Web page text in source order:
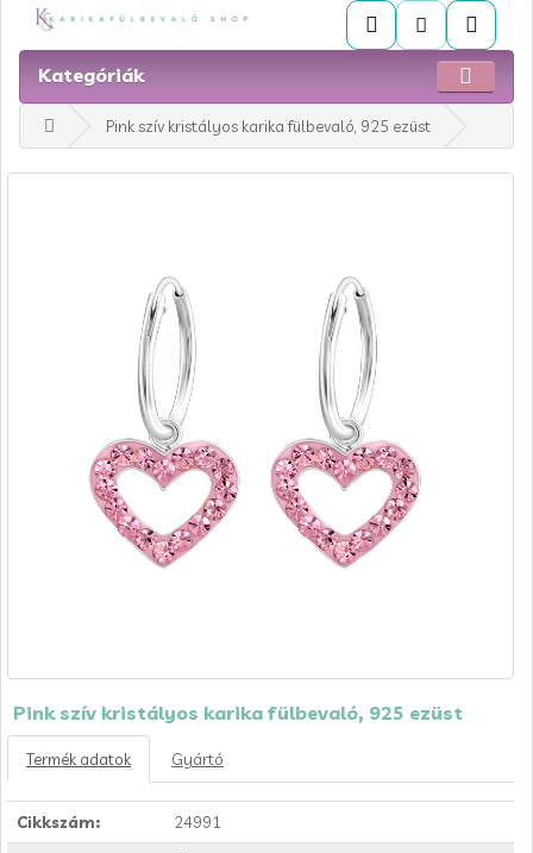
Kategóriák
Pink szív kristályos karika fülbevaló, 925 ezüst
Pink szív kristályos karika fülbevaló, 925 ezüst
Termék adatok Gyártó
Cikkszám: 24991